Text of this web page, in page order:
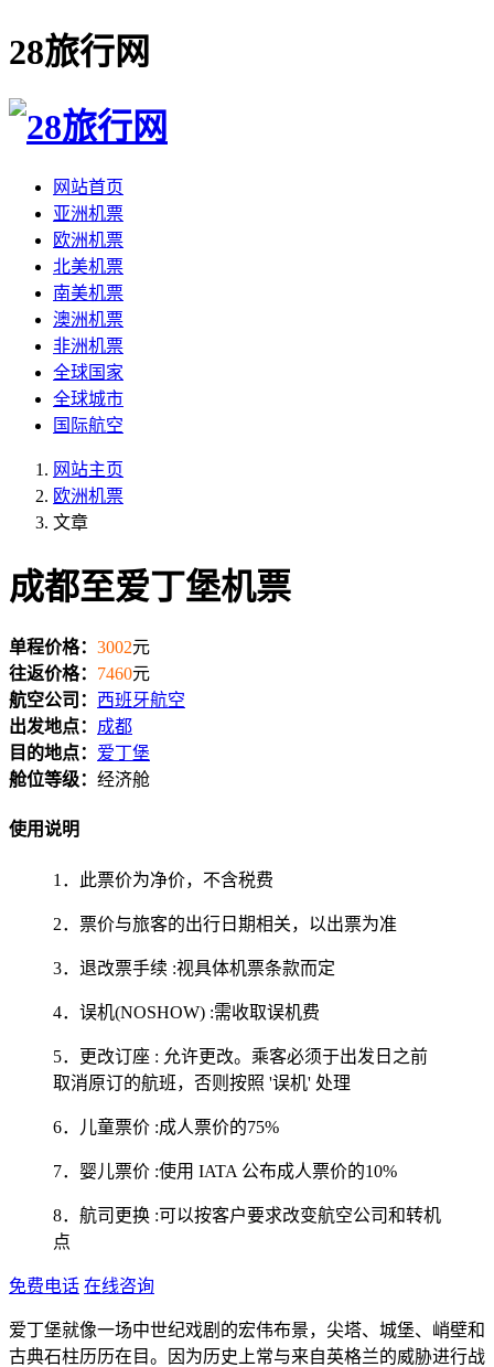
28旅行网
网站首页
亚洲机票
欧洲机票
北美机票
南美机票
澳洲机票
非洲机票
全球国家
全球城市
国际航空
网站主页
欧洲机票
文章
成都至爱丁堡机票
单程价格： 3002元
往返价格： 7460元
航空公司： 西班牙航空
出发地点： 成都
目的地点： 爱丁堡
舱位等级： 经济舱
使用说明
1．此票价为净价，不含税费
2．票价与旅客的出行日期相关，以出票为准
3．退改票手续 :视具体机票条款而定
4．误机(NOSHOW) :需收取误机费
5．更改订座 : 允许更改。乘客必须于出发日之前
取消原订的航班，否则按照 '误机' 处理
6．儿童票价 :成人票价的75%
7．婴儿票价 :使用 IATA 公布成人票价的10%
8．航司更换 :可以按客户要求改变航空公司和转机
点
免费电话 在线咨询
爱丁堡就像一场中世纪戏剧的宏伟布景，尖塔、城堡、峭壁和
古典石柱历历在目。因为历史上常与来自英格兰的威胁进行战